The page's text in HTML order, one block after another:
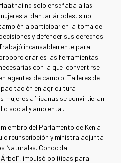
Maathai no solo enseñaba a las
mujeres a plantar árboles, sino
también a participar en la toma de
decisiones y defender sus derechos.
incansablemente para
proporcionarles las herramientas
necesarias con la que convertirse
en agentes de cambio. Talleres de
en agricultura
mujeres africanas se convirtieran
social y ambiental.
del Parlamento de Kenia
circunscripción y ministra adjunta
Naturales. Conocida
impulsó políticas para